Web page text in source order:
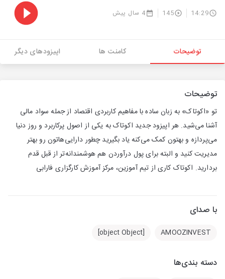
14:29
145 4 سال پیش
توضیحات کامنت ها اپیزودهای دیگر
توضیحات
تو «اکوتاک» به زبان ساده با مفاهیم کاربردی اقتصاد از جمله سواد مالی
آشنا می‌شید. هر اپیزود جدید اکوتاک به یکی از اصول پرکاربرد و روز دنیا
می‌پردازه و بهتون کمک می‌کنه یاد بگیرید چطور دارایی‌هاتون رو بهتر
مدیریت کنید و البته برای پول‌ درآوردن هم هوشمندانه‌تر از قبل قدم
بردارید. اکوتاک کاری از تیم آموزین، مرکز آموزش کارگزاری فارابی
با صدای
AMOOZINVEST
[object Object]
دسته بندی‌ها